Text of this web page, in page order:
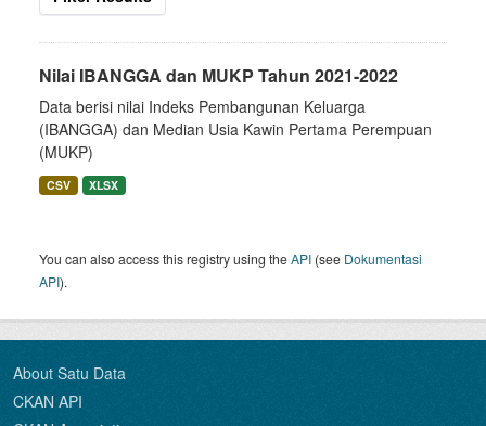
Nilai IBANGGA dan MUKP Tahun 2021-2022
Data berisi nilai Indeks Pembangunan Keluarga
(IBANGGA) dan Median Usia Kawin Pertama Perempuan
(MUKP)
CSV XLSX
You can also access this registry using theAPI (see Dokumentasi
API).
About Satu Data
CKAN API